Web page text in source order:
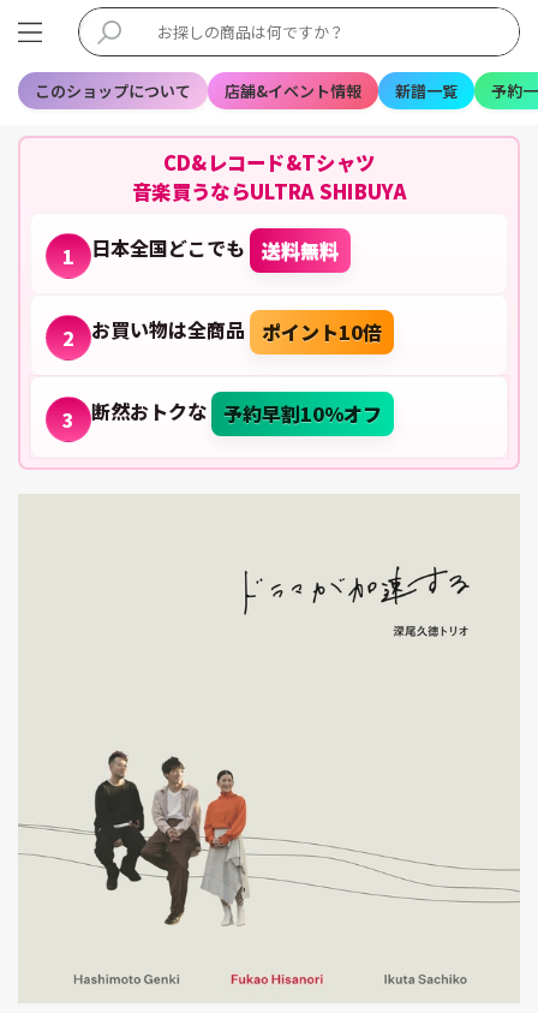
このショップについて 店舗&イベント情報 新譜一覧 予約
CD&レコード&Tシャツ
音楽買うならULTRA SHIBUYA
1 日本全国どこでも 送料無料
2 お買い物は全商品 ポイント10倍
3 断然おトクな 予約早割10%オフ